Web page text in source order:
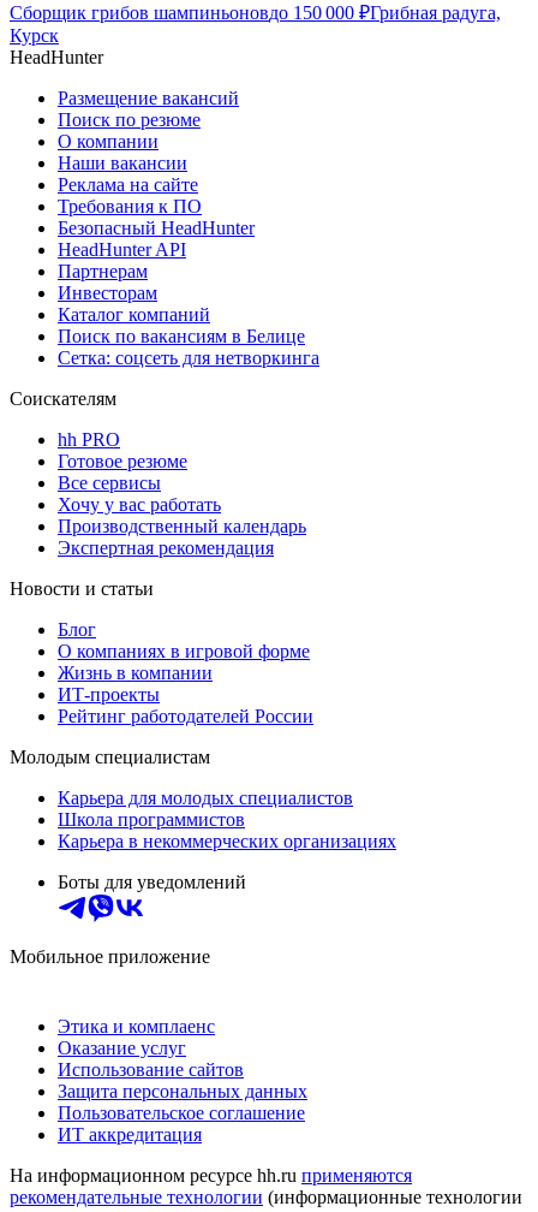
Сборщик грибов шампиньоновдо 150 000 ₽Грибная радуга,
Курск
HeadHunter
Размещение вакансий
Поиск по резюме
О компании
Наши вакансии
Реклама на сайте
Требования к ПО
Безопасный HeadHunter
HeadHunter API
Партнерам
Инвесторам
Каталог компаний
Поиск по вакансиям в Белице
Сетка: соцсеть для нетворкинга
Соискателям
hh PRO
Готовое резюме
Все сервисы
Хочу у вас работать
Производственный календарь
Экспертная рекомендация
Новости и статьи
Блог
О компаниях в игровой форме
Жизнь в компании
ИТ-проекты
Рейтинг работодателей России
Молодым специалистам
Карьера для молодых специалистов
Школа программистов
Карьера в некоммерческих организациях
Боты для уведомлений
Мобильное приложение
Этика и комплаенс
Оказание услуг
Использование сайтов
Защита персональных данных
Пользовательское соглашение
ИТ аккредитация
На информационном ресурсе hh.ru применяются
рекомендательные технологии (информационные технологии